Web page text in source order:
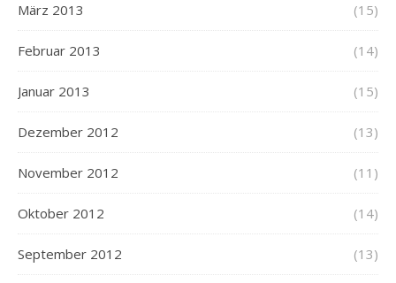
März 2013 (15)
Februar 2013 (14)
Januar 2013 (15)
Dezember 2012 (13)
November 2012 (11)
Oktober 2012 (14)
September 2012 (13)